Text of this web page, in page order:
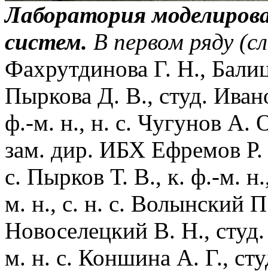
Лаборатория
систем. В первом ряду
Фахрутдинова Г. Н.,
Пыркова Д. В., студ.
ф.-м. н., н. с. Чугунов А.
зам. дир. ИБХ Ефремов
с. Пырков Т. В., к. ф.-м.
м. н., с. н. с. Волынский
Новоселецкий В. Н.,
м. н. с. Коншина А. Г.,